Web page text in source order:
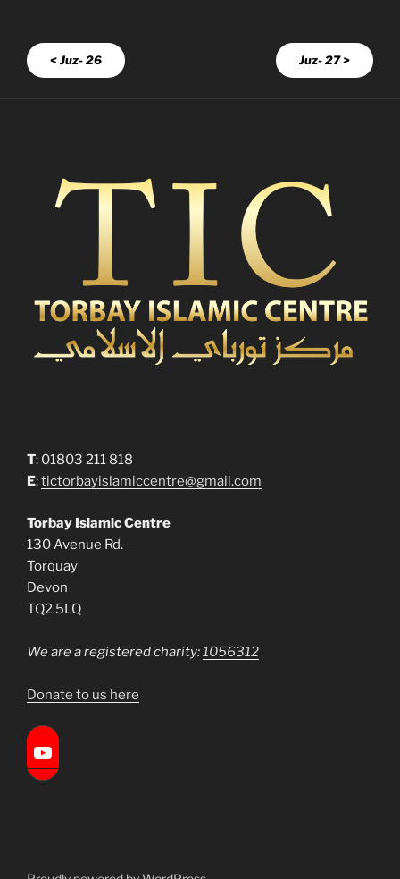
< Juz- 26 Juz- 27 >
T: 01803 211 818
E:tictorbayislamiccentre@gmail.com
Torbay Islamic Centre
130 Avenue Rd.
Torquay
Devon
TQ2 5LQ
We are a registered charity: 1056312
Donate to us here
Torbay Islamic Centre